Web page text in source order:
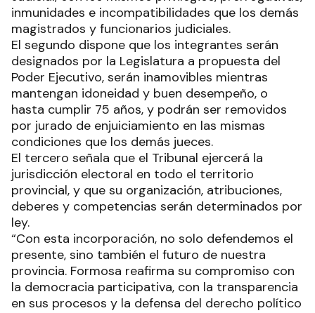
inmunidades e incompatibilidades que los demás
magistrados y funcionarios judiciales.
El segundo dispone que los integrantes serán
designados por la Legislatura a propuesta del
Poder Ejecutivo, serán inamovibles mientras
mantengan idoneidad y buen desempeño, o
hasta cumplir 75 años, y podrán ser removidos
por jurado de enjuiciamiento en las mismas
condiciones que los demás jueces.
El tercero señala que el Tribunal ejercerá la
jurisdicción electoral en todo el territorio
provincial, y que su organización, atribuciones,
deberes y competencias serán determinados por
ley.
“Con esta incorporación, no solo defendemos el
presente, sino también el futuro de nuestra
provincia. Formosa reafirma su compromiso con
la democracia participativa, con la transparencia
en sus procesos y la defensa del derecho político